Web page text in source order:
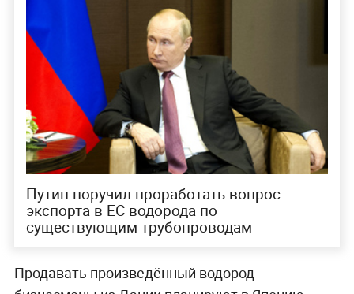
Путин поручил проработать вопрос
экспорта в ЕС водорода по
существующим трубопроводам
Продавать произведённый водород